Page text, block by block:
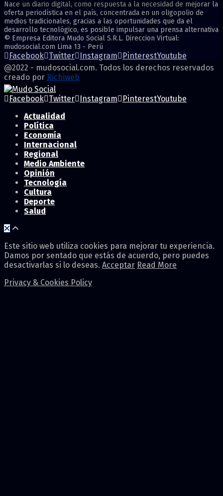
Nace un diario digital, como respuesta a la necesidad de mejorar la
oferta periodística en el país, concentrada en un oligopolio de
medios tradicionales, gracias a las oportunidades que da el
desarrollo tecnológico, es posible impulsar una prensa alternativa
© Empresa Editora Mudo Social S.R.L. Direccion Virtual:
mudosocial.com Lima 13 - Perú
Facebook Twitter Instagram PinterestYoutube
@2022 - mudosocial.com. Todos los derechos reservados
creado por Richiweb
Facebook Twitter Instagram PinterestYoutube
Actualidad
Política
Economía
Internacional
Regional
Medio Ambiente
Opinión
Tecnología
Cultura
Deporte
Salud
Este sitio web utiliza cookies para mejorar tu experiencia.
Damos por sentado que estás de acuerdo, pero puedes
desactivarlas si lo deseas. Acceptar Read More
Privacy & Cookies Policy